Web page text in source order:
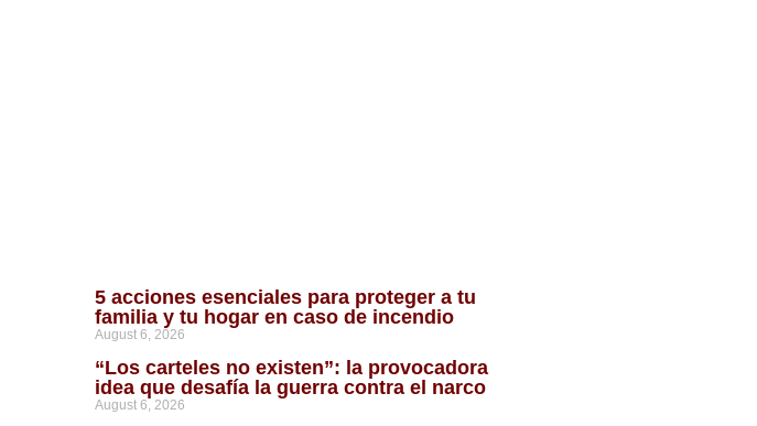
5 acciones esenciales para proteger a tu
familia y tu hogar en caso de incendio
August 6, 2026
“Los carteles no existen”: la provocadora
idea que desafía la guerra contra el narco
August 6, 2026